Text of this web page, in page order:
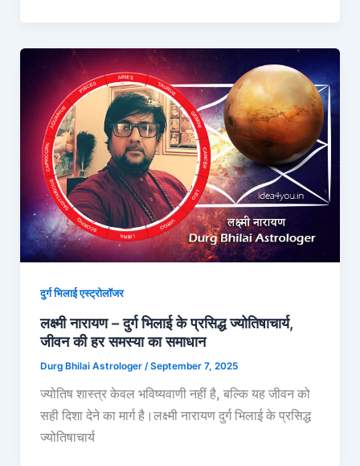
दुर्ग भिलाई एस्ट्रोलॉजर
लक्ष्मी नारायण – दुर्ग भिलाई के प्रसिद्ध ज्योतिषाचार्य,
जीवन की हर समस्या का समाधान
Durg Bhilai Astrologer /September 7, 2025
ज्योतिष शास्त्र केवल भविष्यवाणी नहीं है, बल्कि यह जीवन को
सही दिशा देने का मार्ग है।लक्ष्मी नारायण दुर्ग भिलाई के प्रसिद्ध
ज्योतिषाचार्य